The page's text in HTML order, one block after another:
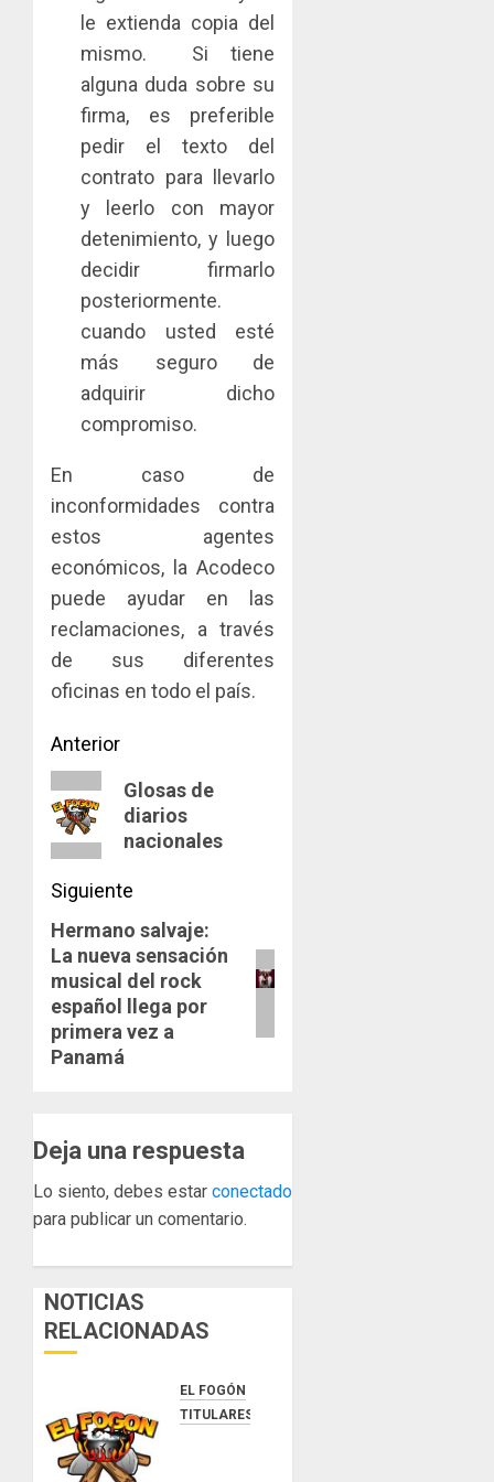
le extienda copia del
mismo. Si tiene
alguna duda sobre su
firma, es preferible
pedir el texto del
contrato para llevarlo
y leerlo con mayor
detenimiento, y luego
decidir firmarlo
posteriormente.
cuando usted esté
más seguro de
adquirir dicho
compromiso.
En caso de
inconformidades contra
estos agentes
económicos, la Acodeco
puede ayudar en las
reclamaciones, a través
de sus diferentes
oficinas en todo el país.
Navegación
de
entradas
Anterior
Entrada
anterior:
Glosas de
diarios
nacionales
Siguiente
Siguiente
entrada:
Hermano salvaje:
La nueva sensación
musical del rock
español llega por
primera vez a
Panamá
Deja una respuesta
Lo siento, debes estar conectado
para publicar un comentario.
NOTICIAS
RELACIONADAS
EL FOGÓN
TITULARES